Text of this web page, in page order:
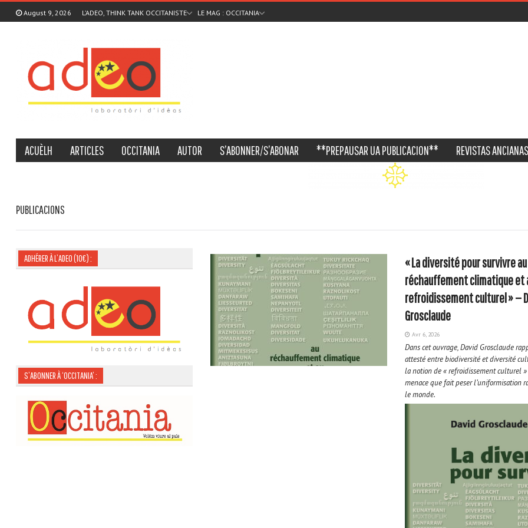
August 9, 2026 L’ADEO, THINK TANK OCCITANISTE LE MAG : OCCITANIA
ACUÈLH ARTICLES OCCITANIA AUTOR S’ABONNER/S’ABONAR **PREPAUSAR UA PUBLICACION** REVISTAS
PUBLICACIONS
ADHÉRER À L’ADEO (10€) :
S’ABONNER À ‘OCCITANIA’ :
« La diversité pour survivre au
réchauffement climatique et
refroidissement culturel » —
Grosclaude
Avr 6, 2026
Dans cet ouvrage, David Grosclaude
attestéentre biodiversitéet diversité
la notion de « refroidissement culturel
menace que fait peser l’uniformisation
le monde.